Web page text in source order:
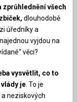
všech
dlouhodobě
úředníky a
vyjdou na
věci?
vysvětlit, co to
je. To je
neziskových